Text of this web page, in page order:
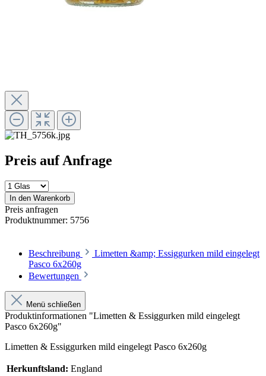
Preis auf Anfrage
In den Warenkorb
Preis anfragen
Produktnummer: 5756
Beschreibung
Limetten &amp; Essiggurken mild eingelegt
Pasco 6x260g
Bewertungen
Menü schließen
Produktinformationen "Limetten & Essiggurken mild eingelegt
Pasco 6x260g"
Limetten & Essiggurken mild eingelegt Pasco 6x260g
Herkunftsland: England